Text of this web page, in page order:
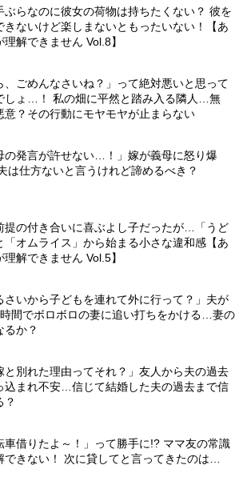
ぶらなのに彼女の荷物は持ちたくない？ 彼を
きないけど楽しまないともったいない！【あ
理解できません Vol.8】
、ごめんなさいね？」って絶対悪いと思って
しょ…！ 私の畑に平然と踏み入る隣人…無
意？その行動にモヤモヤが止まらない
の発言が許せない…！」嫁が義母に怒り爆
は仕方ないと言うけれど諦めるべき？
提の付き合いに喜ぶよし子だったが…「うど
「オムライス」から始まる小さな違和感【あ
理解できません Vol.5】
さいから子どもを連れて外に行って？」夫が
間でボロボロの妻に追い打ちをかける…妻の
るか？
と別れた理由ってそれ？」友人から夫の過去
込まれ不安…信じて結婚した夫の過去まで信
？
車借りたよ～！」って勝手に!? ママ友の常識
できない！ 次に貸してと言ってきたのは…